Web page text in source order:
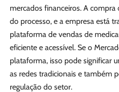
mercados financeiros. A compra
do processo, e a empresa está
plataforma de vendas de
eficiente e acessível. Se o
plataforma, isso pode significar
as redes tradicionais e também
regulação do setor.